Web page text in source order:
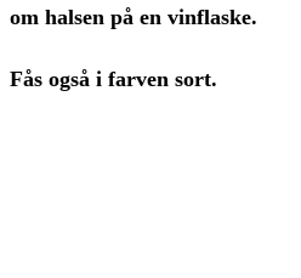
om halsen på en vinflaske.
Fås også i farven sort.